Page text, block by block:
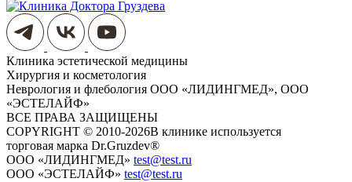
Клиника эстетической медицины
Хирургия и косметология
Неврология и флебология ООО «ЛИДИНГМЕД», ООО
«ЭСТЕЛАЙФ»
ВСЕ ПРАВА ЗАЩИЩЕНЫ
COPYRIGHT © 2010-2026​​​​​​​В клинике используется
торговая марка Dr.Gruzdev®
ООО «ЛИДИНГМЕД» test@test.ru
ООО «ЭСТЕЛАЙФ» test@test.ru